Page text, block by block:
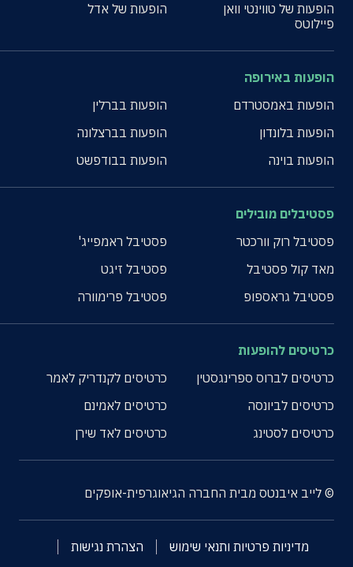
הופעות של טווינטי וואן
פיילוטס
הופעות של אדל
הופעות באירופה
הופעות באמסטרדם
הופעות בברלין
הופעות בלונדון
הופעות בברצלונה
הופעות בוינה
הופעות בבודפשט
פסטיבלים מובילים
פסטיבל רוק וורכטר
פסטיבל ראמפייג'
מאד קול פסטיבל
פסטיבל זיגט
פסטיבל גראספופ
פסטיבל פרימוורה
כרטיסים להופעות
כרטיסים לברוס ספרינגסטין
כרטיסים לקנדריק לאמר
כרטיסים לביונסה
כרטיסים לאמינם
כרטיסים לסטינג
כרטיסים לאד שירן
© לייב איבנטס מבית החברה הגיאוגרפית-אופקים
מדיניות פרטיות ותנאי שימוש
הצהרת נגישות